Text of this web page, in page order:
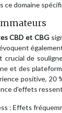
domaine
CBD et CBG
crucial de
et des
positive, 20
d’effets
: Effets